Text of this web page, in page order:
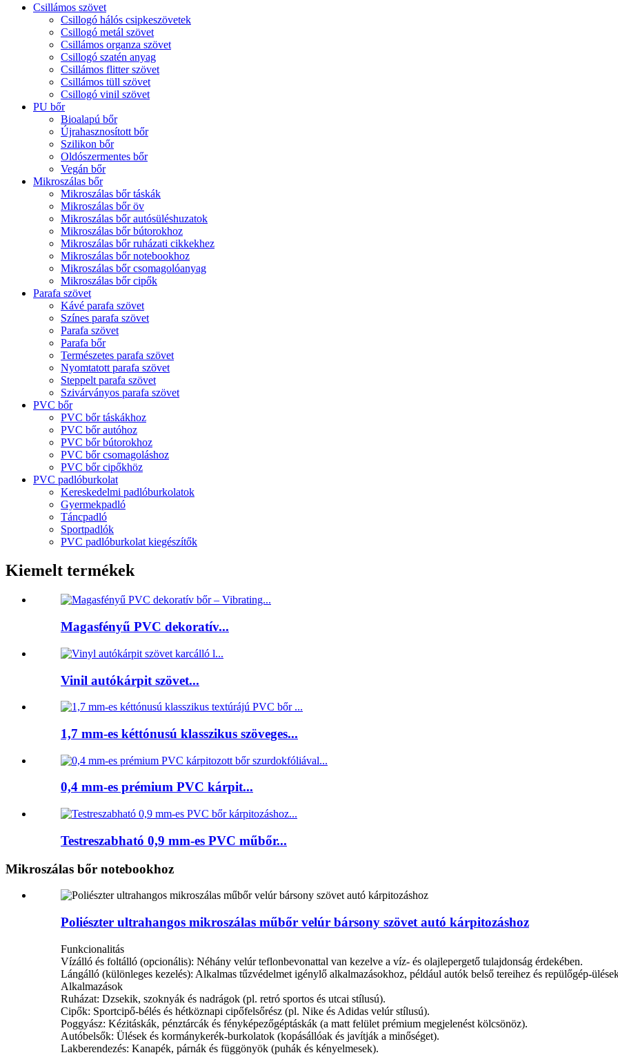
Csillámos szövet
Csillogó hálós csipkeszövetek
Csillogó metál szövet
Csillámos organza szövet
Csillogó szatén anyag
Csillámos flitter szövet
Csillámos tüll szövet
Csillogó vinil szövet
PU bőr
Bioalapú bőr
Újrahasznosított bőr
Szilikon bőr
Oldószermentes bőr
Vegán bőr
Mikroszálas bőr
Mikroszálas bőr táskák
Mikroszálas bőr öv
Mikroszálas bőr autósüléshuzatok
Mikroszálas bőr bútorokhoz
Mikroszálas bőr ruházati cikkekhez
Mikroszálas bőr notebookhoz
Mikroszálas bőr csomagolóanyag
Mikroszálas bőr cipők
Parafa szövet
Kávé parafa szövet
Színes parafa szövet
Parafa szövet
Parafa bőr
Természetes parafa szövet
Nyomtatott parafa szövet
Steppelt parafa szövet
Szivárványos parafa szövet
PVC bőr
PVC bőr táskákhoz
PVC bőr autóhoz
PVC bőr bútorokhoz
PVC bőr csomagoláshoz
PVC bőr cipőkhöz
PVC padlóburkolat
Kereskedelmi padlóburkolatok
Gyermekpadló
Táncpadló
Sportpadlók
PVC padlóburkolat kiegészítők
Kiemelt termékek
Magasfényű PVC dekoratív...
Vinil autókárpit szövet...
1,7 mm-es kéttónusú klasszikus szöveges...
0,4 mm-es prémium PVC kárpit...
Testreszabható 0,9 mm-es PVC műbőr...
Mikroszálas bőr notebookhoz
Poliészter ultrahangos mikroszálas műbőr velúr bársony szövet autó kárpitozáshoz
Funkcionalitás
Vízálló és foltálló (opcionális): Néhány velúr teflonbevonattal van kezelve a víz- és olajlepergető tulajdonság érdekében.
Lángálló (különleges kezelés): Alkalmas tűzvédelmet igénylő alkalmazásokhoz, például autók belső tereihez és repülőgép-
Alkalmazások
Ruházat: Dzsekik, szoknyák és nadrágok (pl. retró sportos és utcai stílusú).
Cipők: Sportcipő-bélés és hétköznapi cipőfelsőrész (pl. Nike és Adidas velúr stílusú).
Poggyász: Kézitáskák, pénztárcák és fényképezőgéptáskák (a matt felület prémium megjelenést kölcsönöz).
Autóbelsők: Ülések és kormánykerék-burkolatok (kopásállóak és javítják a minőséget).
Lakberendezés: Kanapék, párnák és függönyök (puhák és kényelmesek).